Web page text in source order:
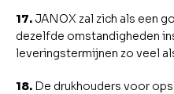
17. JANOX zal zich als een
dezelfde omstandigheden
leveringstermijnen zo veel
18. De drukhouders voor